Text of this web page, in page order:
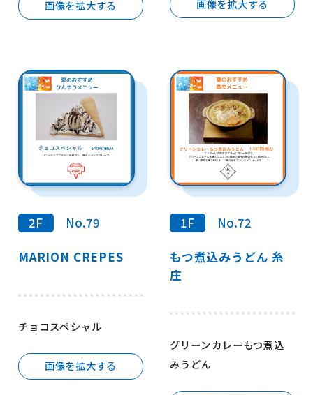
画像を拡大する 画像を拡大する
2F No.79
MARION CREPES
チョコスペシャル
画像を拡大する
1F No.72
もつ煮込みうどん 糸
庄
グリーンカレーもつ煮込
みうどん